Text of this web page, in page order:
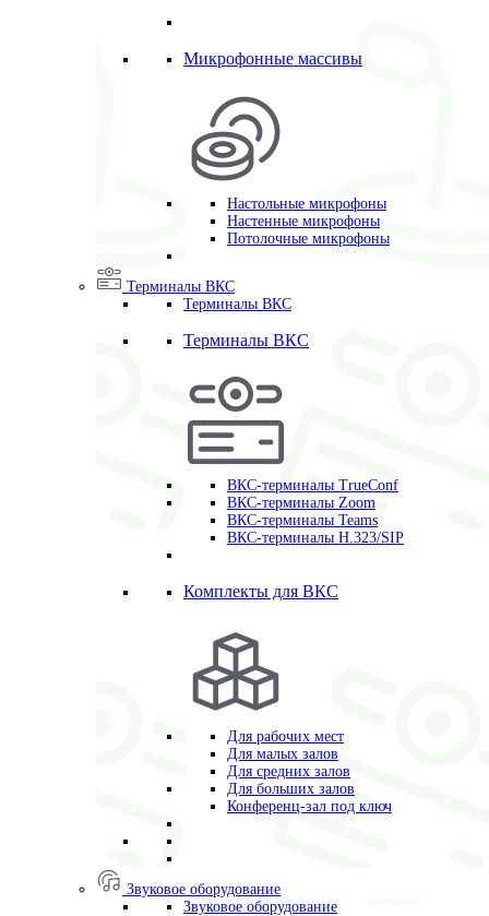
Микрофонные массивы
Настольные микрофоны
Настенные микрофоны
Потолочные микрофоны
Терминалы ВКС
Терминалы ВКС
Терминалы ВКС
ВКС-терминалы TrueConf
ВКС-терминалы Zoom
ВКС-терминалы Teams
ВКС-терминалы H.323/SIP
Комплекты для ВКС
Для рабочих мест
Для малых залов
Для средних залов
Для больших залов
Конференц-зал под ключ
Звуковое оборудование
Звуковое оборудование